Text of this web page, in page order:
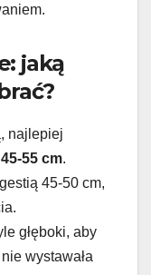
jaką
najlepiej
45-55 cm.
45-50 cm,
głęboki, aby
wystawała